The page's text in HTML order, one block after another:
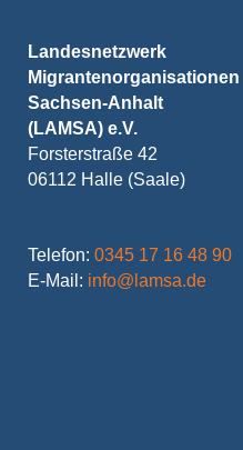
Landesnetzwerk
Migrantenorganisationen
Sachsen-Anhalt
(LAMSA) e.V.
Forsterstraße 42
06112 Halle (Saale)
Telefon: 0345 17 16 48 90
E-Mail: info@lamsa.de